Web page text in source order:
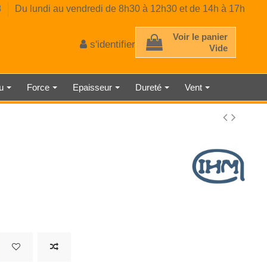
Du lundi au vendredi de 8h30 à 12h30 et de 14h à 17h
Voir le panier
Vide
s'identifier
THERMOMÈTRE INDUSTRIEL
DÉTECTEUR DE LUMINOSITÉ
SONOMÈTRE ENREGISTREUR
Force Epaisseur Dureté Vent